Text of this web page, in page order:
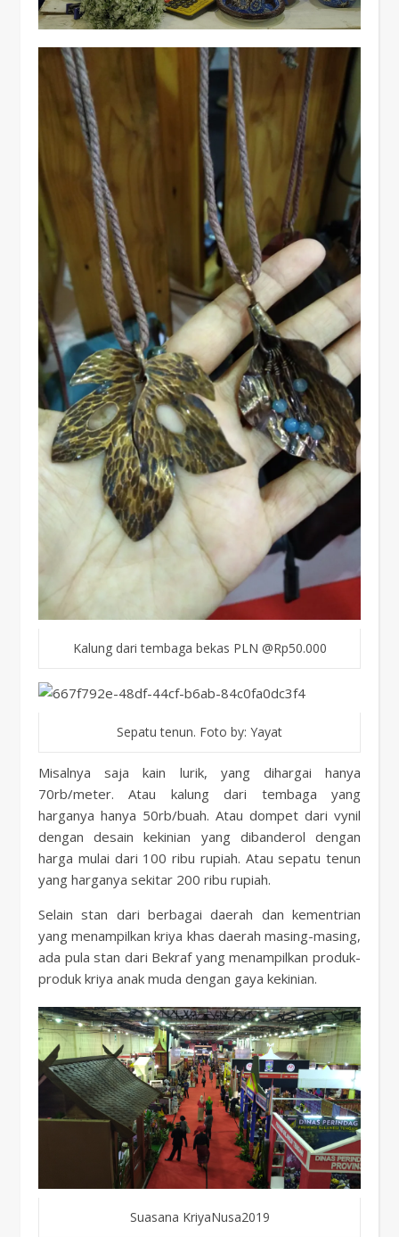
Kalung dari tembaga bekas PLN @Rp50.000
Sepatu tenun. Foto by: Yayat
Misalnya saja kain lurik, yang dihargai hanya
70rb/meter. Atau kalung dari tembaga yang
harganya hanya 50rb/buah. Atau dompet dari vynil
dengan desain kekinian yang dibanderol dengan
harga mulai dari 100 ribu rupiah. Atau sepatu tenun
yang harganya sekitar 200 ribu rupiah.
Selain stan dari berbagai daerah dan kementrian
yang menampilkan kriya khas daerah masing-masing,
ada pula stan dari Bekraf yang menampilkan produk-
produk kriya anak muda dengan gaya kekinian.
Suasana KriyaNusa2019